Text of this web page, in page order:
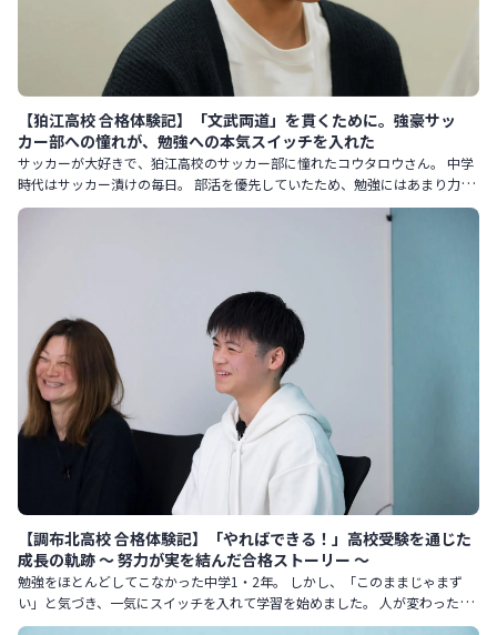
【狛江高校 合格体験記】「文武両道」を貫くために。強豪サッ
カー部への憧れが、勉強への本気スイッチを入れた
サッカーが大好きで、狛江高校のサッカー部に憧れたコウタロウさん。 中学
時代はサッカー漬けの毎日。 部活を優先していたため、勉強にはあまり力を
入れていませんでした。 しかし、狛江高校のサッカーと勉強双方
【調布北高校 合格体験記】「やればできる！」高校受験を通じた
成長の軌跡 〜 努力が実を結んだ合格ストーリー 〜
勉強をほとんどしてこなかった中学1・2年。 しかし、「このままじゃまず
い」と気づき、一気にスイッチを入れて学習を始めました。 人が変わったよ
うに努力を続け、見事調布北高校に合格。 その道のりを振り返り